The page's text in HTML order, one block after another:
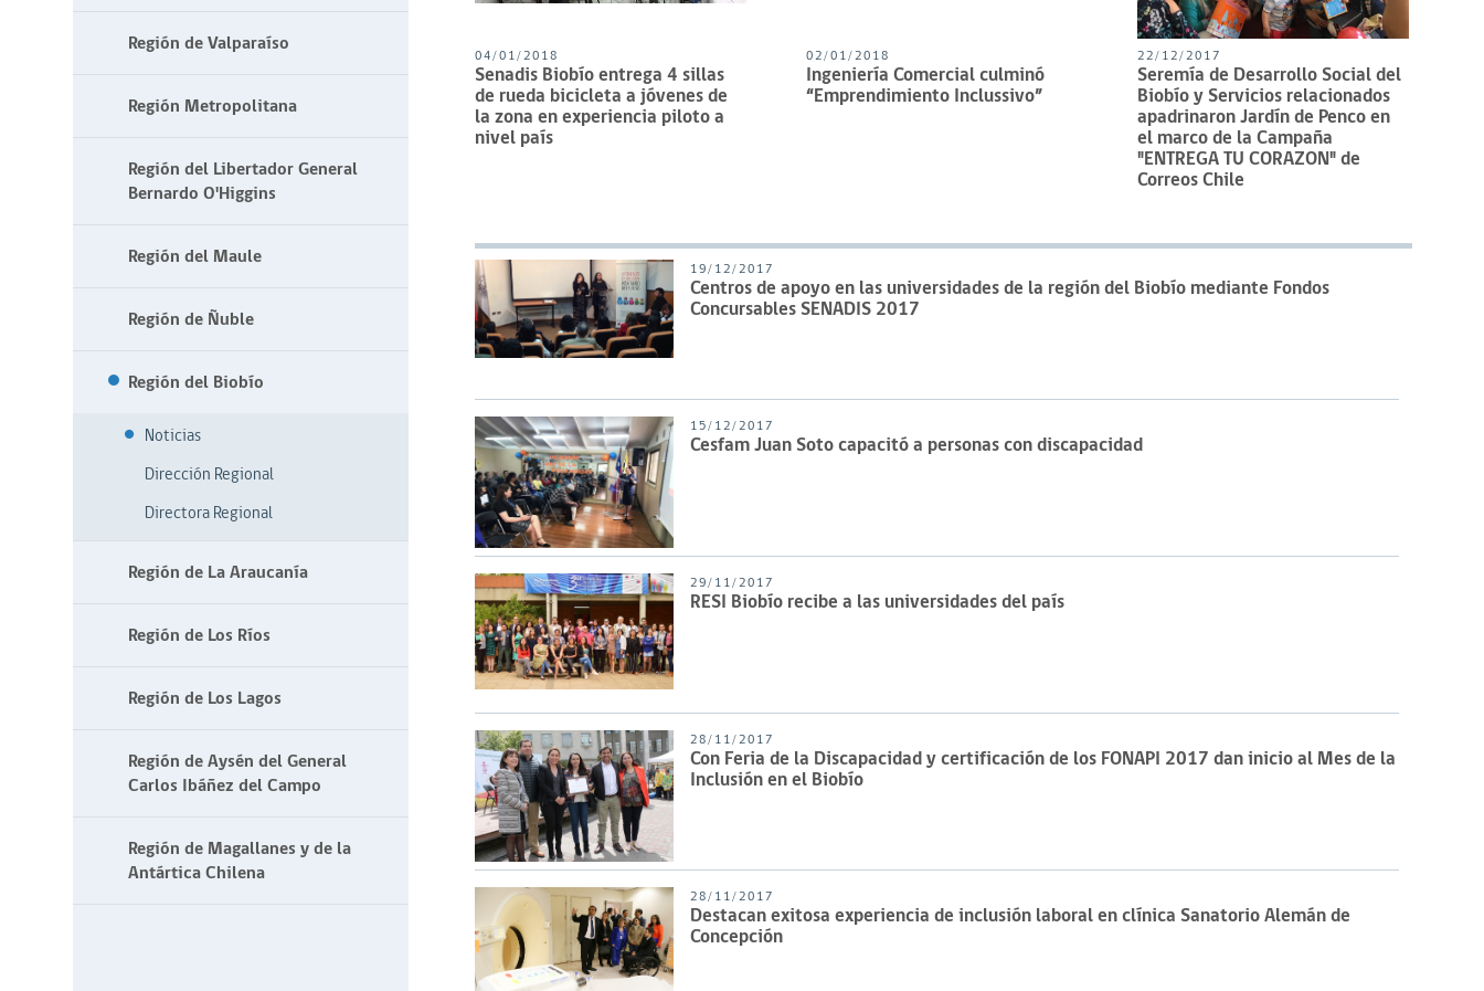
Región de Valparaíso
Región Metropolitana
Región del Libertador General
Bernardo O'Higgins
Región del Maule
Región de Ñuble
Región del Biobío
Noticias
Dirección Regional
Directora Regional
Región de La Araucanía
Región de Los Ríos
Región de Los Lagos
Región de Aysén del General
Carlos Ibáñez del Campo
Región de Magallanes y de la
Antártica Chilena
04/01/2018
Senadis Biobío entrega 4 sillas
de rueda bicicleta a jóvenes de
la zona en experiencia piloto a
nivel país
02/01/2018
Ingeniería Comercial culminó
“Emprendimiento Inclussivo”
22/12/2017
Seremía de Desarrollo Social del
Biobío y Servicios relacionados
apadrinaron Jardín de Penco en
el marco de la Campaña
"ENTREGA TU CORAZON" de
Correos Chile
19/12/2017
Centros de apoyo en las universidades de la región del Biobío mediante Fondos
Concursables SENADIS 2017
15/12/2017
Cesfam Juan Soto capacitó a personas con discapacidad
29/11/2017
RESI Biobío recibe a las universidades del país
28/11/2017
Con Feria de la Discapacidad y certificación de los FONAPI 2017 dan inicio al Mes de la
Inclusión en el Biobío
28/11/2017
Destacan exitosa experiencia de inclusión laboral en clínica Sanatorio Alemán de
Concepción